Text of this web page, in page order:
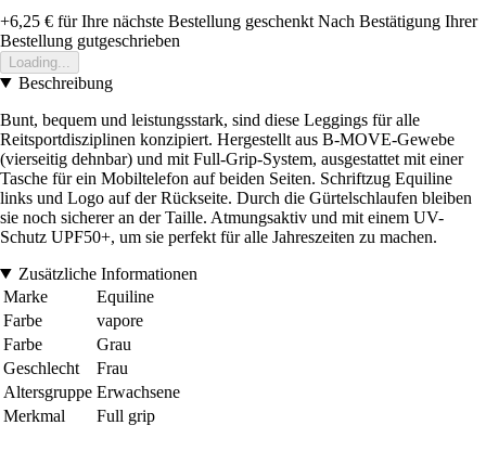
+6,25 € für Ihre nächste Bestellung geschenkt Nach Bestätigung Ihrer
Bestellung gutgeschrieben
Loading...
Beschreibung
Bunt, bequem und leistungsstark, sind diese Leggings für alle
Reitsportdisziplinen konzipiert. Hergestellt aus B-MOVE-Gewebe
(vierseitig dehnbar) und mit Full-Grip-System, ausgestattet mit einer
Tasche für ein Mobiltelefon auf beiden Seiten. Schriftzug Equiline
links und Logo auf der Rückseite. Durch die Gürtelschlaufen bleiben
sie noch sicherer an der Taille. Atmungsaktiv und mit einem UV-
Schutz UPF50+, um sie perfekt für alle Jahreszeiten zu machen.
Zusätzliche Informationen
Marke
Equiline
Farbe
vapore
Farbe
Grau
Geschlecht
Frau
Altersgruppe Erwachsene
Merkmal
Full grip